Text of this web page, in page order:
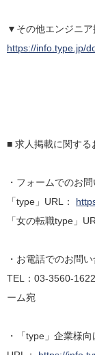
▼その他エンジニア
https://info.type.jp/
■ 求人掲載に関する
・フォームでのお
「type」URL：
「女の転職type」
・お電話でのお問
TEL：03-3560-
ーム宛
・「type」企業様